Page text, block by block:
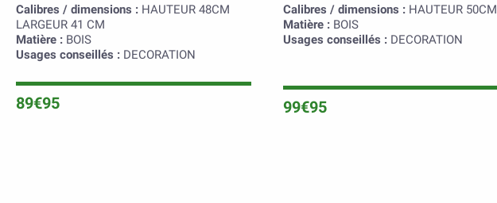
Calibres / dimensions : HAUTEUR 48CM
LARGEUR 41 CM
Matière : BOIS
Usages conseillés : DECORATION
89€95
Calibres / dimensions : HAUTEUR 50CM
Matière : BOIS
Usages conseillés : DECORATION
99€95